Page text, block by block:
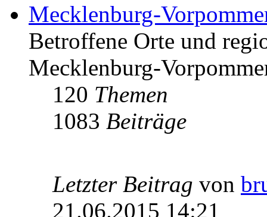
Mecklenburg-
Betroffene Orte und
Mecklenburg-
120 Themen
1083 Beiträge
Letzter Beitrag von
21.06.2015 14:21